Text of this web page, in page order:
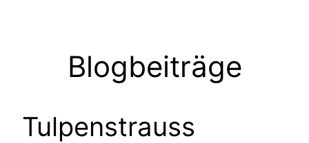
Blogbeiträge
Tulpenstrauss